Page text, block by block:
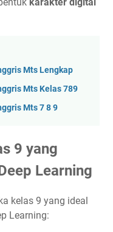
Mts Lengkap
Mts Kelas 789
Mts 7 8 9
9 yang
Learning
kelas 9 yang ideal
Learning: